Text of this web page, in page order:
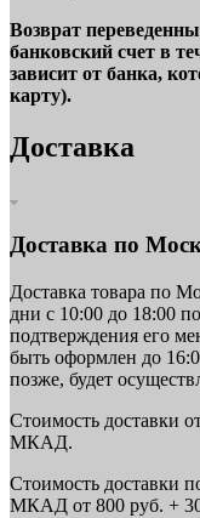
Возврат
банковский счет в
зависит от банка,
карту).
Доставка
Доставка по
Доставка товара по
дни с 10:00 до 18:00
подтверждения его
быть оформлен до
позже, будет
Стоимость доставки
МКАД.
Стоимость доставки
МКАД от 800 руб. +